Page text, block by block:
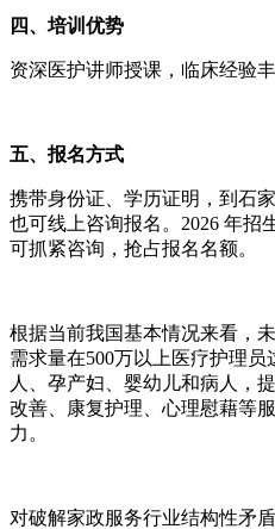
四、培训优势
资深医护讲师授课，临床经验
五、报名方式
携带身份证、学历证明，到石
也可线上咨询报名。2026 年招
可抓紧咨询，抢占报名名额。
根据当前我国基本情况来看，
需求量在500万以上医疗护理
人、孕产妇、婴幼儿和病人，
改善、康复护理、心理慰藉等
力。
对破解家政服务行业结构性矛